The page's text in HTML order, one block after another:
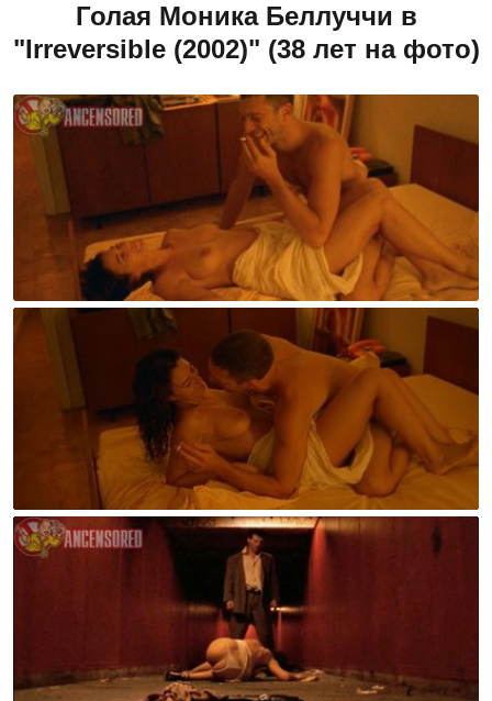
Голая Моника Беллуччи в
"Irreversible (2002)" (38 лет на фото)